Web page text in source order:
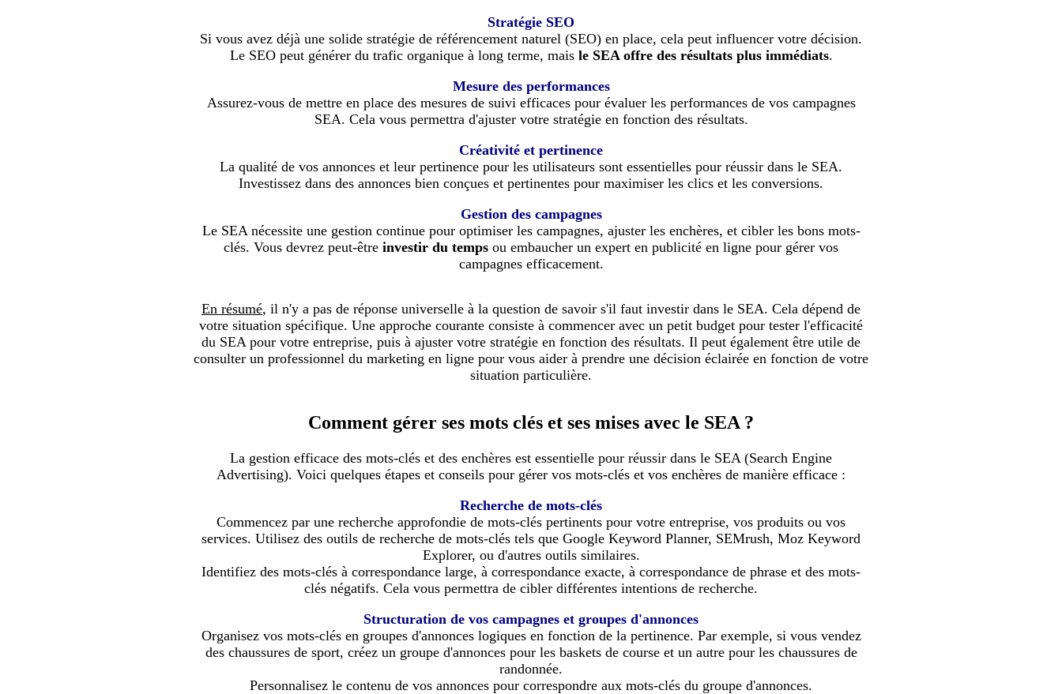
Stratégie SEO
Si vous avez déjà une solide stratégie de référencement naturel (SEO) en place, cela peut influencer votre décision.
Le SEO peut générer du trafic organique à long terme, mais le SEA offre des résultats plus immédiats.
Mesure des performances
Assurez-vous de mettre en place des mesures de suivi efficaces pour évaluer les performances de vos campagnes
SEA. Cela vous permettra d'ajuster votre stratégie en fonction des résultats.
Créativité et pertinence
La qualité de vos annonces et leur pertinence pour les utilisateurs sont essentielles pour réussir dans le SEA.
Investissez dans des annonces bien conçues et pertinentes pour maximiser les clics et les conversions.
Gestion des campagnes
Le SEA nécessite une gestion continue pour optimiser les campagnes, ajuster les enchères, et cibler les bons mots-
clés. Vous devrez peut-être investir du temps ou embaucher un expert en publicité en ligne pour gérer vos
campagnes efficacement.
En résumé, il n'y a pas de réponse universelle à la question de savoir s'il faut investir dans le SEA. Cela dépend de
votre situation spécifique. Une approche courante consiste à commencer avec un petit budget pour tester l'efficacité
du SEA pour votre entreprise, puis à ajuster votre stratégie en fonction des résultats. Il peut également être utile de
consulter un professionnel du marketing en ligne pour vous aider à prendre une décision éclairée en fonction de votre
situation particulière.
Comment gérer ses mots clés et ses mises avec le SEA ?
La gestion efficace des mots-clés et des enchères est essentielle pour réussir dans le SEA (Search Engine
Advertising). Voici quelques étapes et conseils pour gérer vos mots-clés et vos enchères de manière efficace :
Recherche de mots-clés
Commencez par une recherche approfondie de mots-clés pertinents pour votre entreprise, vos produits ou vos
services. Utilisez des outils de recherche de mots-clés tels que Google Keyword Planner, SEMrush, Moz Keyword
Explorer, ou d'autres outils similaires.
Identifiez des mots-clés à correspondance large, à correspondance exacte, à correspondance de phrase et des mots-
clés négatifs. Cela vous permettra de cibler différentes intentions de recherche.
Structuration de vos campagnes et groupes d'annonces
Organisez vos mots-clés en groupes d'annonces logiques en fonction de la pertinence. Par exemple, si vous vendez
des chaussures de sport, créez un groupe d'annonces pour les baskets de course et un autre pour les chaussures de
randonnée.
Personnalisez le contenu de vos annonces pour correspondre aux mots-clés du groupe d'annonces.